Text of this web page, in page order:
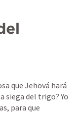
que Jehová hará
siega del trigo? Yo
para que